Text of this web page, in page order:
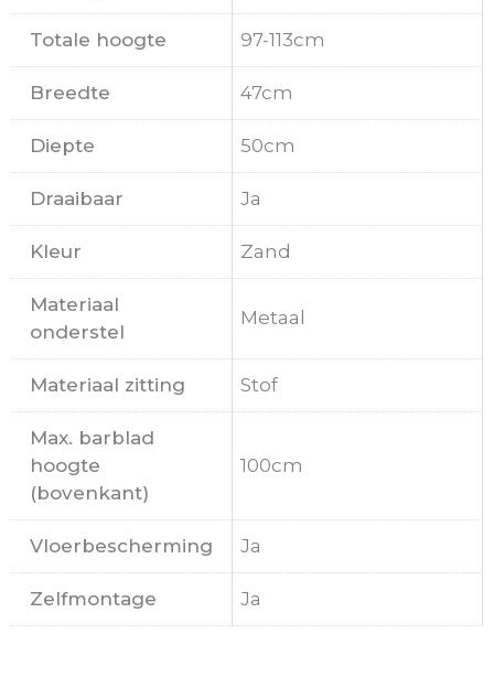
Totale hoogte 97-113cm
Breedte 47cm
Diepte 50cm
Draaibaar Ja
Kleur Zand
Materiaal
onderstel
Metaal
Materiaal zitting Stof
Max. barblad
hoogte
(bovenkant)
100cm
Vloerbescherming Ja
Zelfmontage Ja